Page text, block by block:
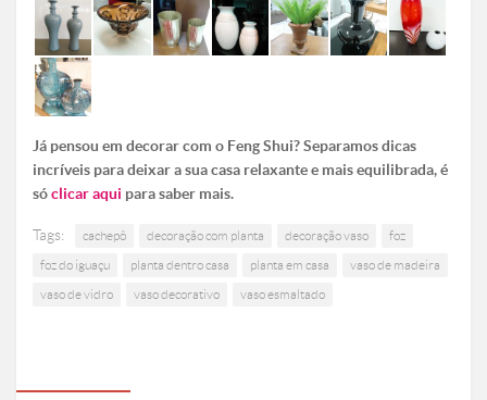
Já pensou em decorar com o Feng Shui? Separamos dicas
incríveis para deixar a sua casa relaxante e mais equilibrada, é
sóclicar aqui para saber mais.
Tags: cachepô decoração com planta decoração vaso foz
foz do iguaçu planta dentro casa planta em casa vaso de madeira
vaso de vidro vaso decorativo vaso esmaltado